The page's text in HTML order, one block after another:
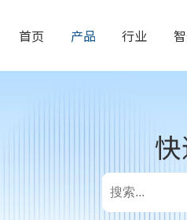
首页 产品 行业